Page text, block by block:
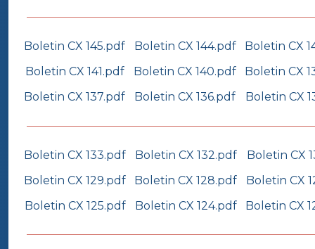
Boletin CX 145.pdf Boletin CX 144.pdf
Boletin CX
Boletin CX 141.pdf
Boletin CX 140.pdf
Boletin CX
Boletin CX 137.pdf
Boletin CX 136.pdf Boletin CX
Boletin CX 133.pdf Boletin CX 132.pdf
Boletin CX
Boletin CX 129.pdf
Boletin CX 128.pdf
Boletin CX
Boletin CX 125.pdf
Boletin CX 124.pdf Boletin CX